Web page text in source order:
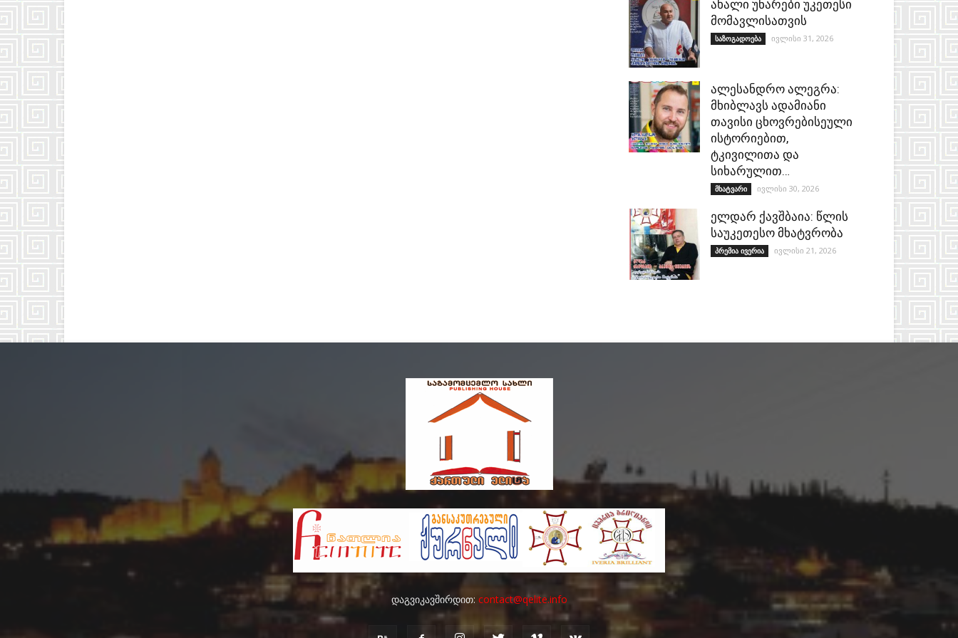
ახალი უნარები უკეთესი
მომავლისათვის
საზოგადოება ივლისი 31, 2026
ალესანდრო ალეგრა:
მხიბლავს ადამიანი
თავისი ცხოვრებისეული
ისტორიებით,
ტკივილითა და
სიხარულით…
მხატვარი ივლისი 30, 2026
ელდარ ქავშბაია: წლის
საუკეთესო მხატვრობა
პრემია ივერია ივლისი 21, 2026
დაგვიკავშირდით: contact@qelite.info